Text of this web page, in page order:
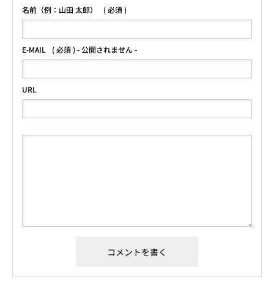
名前（例：山田 太郎） ( 必須 )
E-MAIL ( 必須 ) - 公開されません -
URL